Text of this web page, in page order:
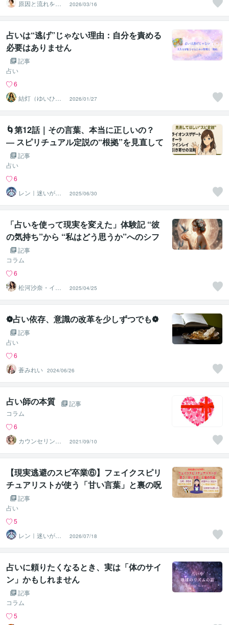
原因と流れを読
み解く鑑定師｜
凛道
2026/03/16
占いは“逃げ”じゃない理由：自分を責める
必要はありません
記事
占い
6
結灯（ゆいひ）
♡未来への羅針
盤♡
2026/01/27
🌀第12話｜その言葉、本当に正しいの？
― スピリチュアル定説の“根拠”を見直して
みよう
記事
占い
6
レン｜迷いが自
信に変わる魂の
守護霊鑑定
2025/06/30
「占いを使って現実を変えた」体験記 “彼
の気持ち”から “私はどう思うか”へのシフ
トチェンジ
記事
コラム
6
松河沙奈・イン
スピレーション
タロット
2025/04/25
❁占い依存、意識の改革を少しずつでも❁
記事
占い
6
蒼みれい 2024/06/26
占い師の本質
記事
コラム
6
カウンセリング
事務所☘️オフィ
スカノン
2021/09/10
【現実逃避のスピ卒業⑥】フェイクスピリ
チュアリストが使う「甘い言葉」と裏の呪
詛 記事
占い
5
レン｜迷いが自
信に変わる魂の
守護霊鑑定
2026/07/18
占いに頼りたくなるとき、実は「体のサイ
ン」かもしれません
記事
コラム
5